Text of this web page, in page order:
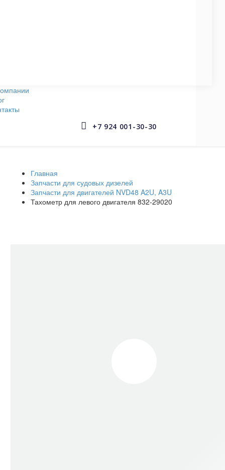

 +7 924 001-30-30
Главная
Запчасти для судовых дизелей
Запчасти для двигателей NVD48 A2U, A3U
Тахометр для левого двигателя 832-29020